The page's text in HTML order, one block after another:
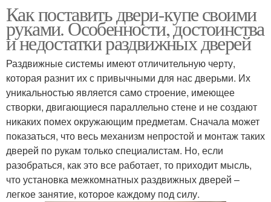
Как поставить двери-купе своими
руками. Особенности, достоинства
и недостатки раздвижных дверей
Раздвижные системы имеют отличительную черту,
которая разнит их с привычными для нас дверьми. Их
уникальностью является само строение, имеющее
створки, двигающиеся параллельно стене и не создают
никаких помех окружающим предметам. Сначала может
показаться, что весь механизм непростой и монтаж таких
дверей по рукам только специалистам. Но, если
разобраться, как это все работает, то приходит мысль,
что установка межкомнатных раздвижных дверей –
легкое занятие, которое каждому под силу.